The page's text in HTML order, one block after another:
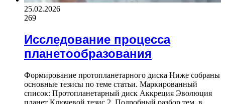
25.02.2026
269
Исследование процесса
планетообразования
Формирование протопланетарного диска Ниже собраны
основные тезисы по теме статьи. Маркированный
список: Протопланетарный диск Аккреция Эволюция
планет Ключевой тезис 2. Подробный разбор тем, в